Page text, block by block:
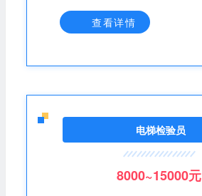
查看详情
电梯检验员
8000~15000元